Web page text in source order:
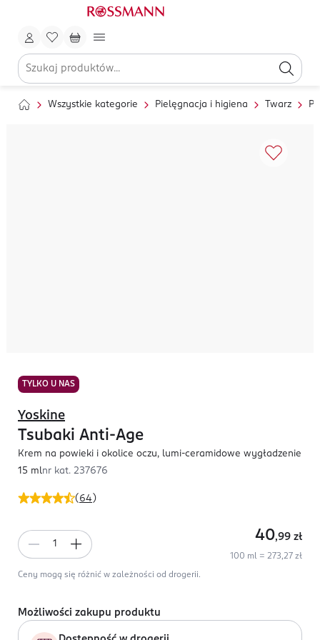
Wszystkie kategorie Pielęgnacja i higiena Twarz
TYLKO U NAS
( 64 )
Yoskine
Tsubaki Anti-Age
Krem na powieki i okolice oczu, lumi-ceramidowe wygładzenie
15 mlnr kat. 237676
40,99 zł
100 ml = 273,27 zł
Ceny mogą się różnić w zależności od drogerii.
Możliwości zakupu produktu